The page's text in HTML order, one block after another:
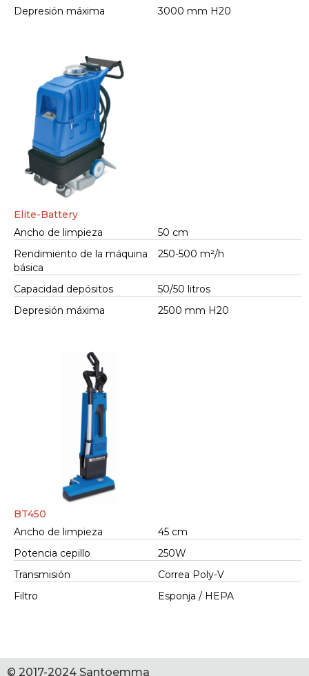
Depresión máxima
3000 mm H20
Elite-Battery
Ancho de limpieza
50 cm
Rendimiento de la máquina
básica
250-500 m²/h
Capacidad depósitos
50/50 litros
Depresión máxima
2500 mm H20
BT450
Ancho de limpieza
45 cm
Potencia cepillo
250W
Transmisión
Correa Poly-V
Filtro
Esponja / HEPA
© 2017-2024 Santoemma